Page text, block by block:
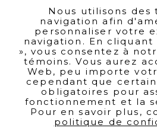
Nous utilisons des
navigation afin
personnaliser votre
navigation. En cliquant
», vous consentez à
témoins. Vous aurez
Web, peu importe
cependant que
obligatoires pour
fonctionnement et la
Pour en savoir plus,
politique de